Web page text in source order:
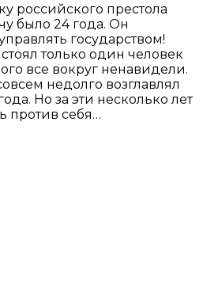
российского престола
было 24 года. Он
государством!
только один человек
все вокруг ненавидели.
недолго возглавлял
Но за эти несколько лет
против себя…